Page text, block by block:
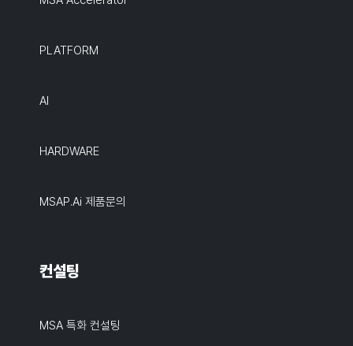
PLATFORM
AI
HARDWARE
MSAP.ai 제품문의
컨설팅
MSA 특화 컨설팅